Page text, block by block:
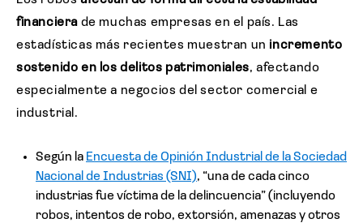
financiera de muchas empresas en el país. Las
estadísticas más recientes muestran un incremento
sostenido en los delitos patrimoniales, afectando
especialmente a negocios del sector comercial e
industrial.
Según la Encuesta de Opinión Industrial de la Sociedad
Nacional de Industrias (SNI), “una de cada cinco
industrias fue víctima de la delincuencia” (incluyendo
robos, intentos de robo, extorsión, amenazas y otros